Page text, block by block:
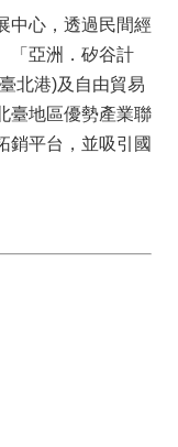
中心，透過民間經
「亞洲．矽谷計
北港)及自由貿易
臺地區優勢產業聯
銷平台，並吸引國